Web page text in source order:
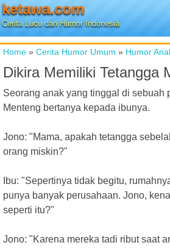
ketawa.com
Cerita Lucu dan Humor Indonesia
Home » Cerita Humor Umum » Humor
Dikira Memiliki Tetangga
Seorang anak yang tinggal di sebuah
Menteng bertanya kepada ibunya.
Jono: "Mama, apakah tetangga
orang miskin?"
Ibu: "Sepertinya tidak begitu,
punya banyak perusahaan. Jono,
seperti itu?"
Jono: "Karena mereka tadi ribut saat